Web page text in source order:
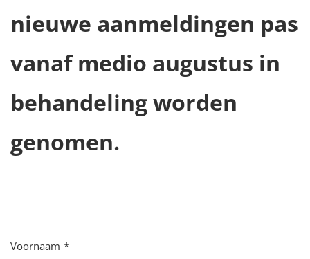
nieuwe aanmeldingen pas
vanaf medio augustus in
behandeling worden
genomen.
Voornaam